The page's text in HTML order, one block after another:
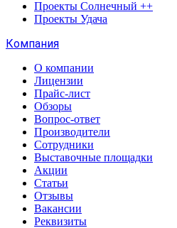
Проекты Солнечный ++
Проекты Удача
Компания
О компании
Лицензии
Прайс-лист
Обзоры
Вопрос-ответ
Производители
Сотрудники
Выставочные площадки
Акции
Статьи
Отзывы
Вакансии
Реквизиты